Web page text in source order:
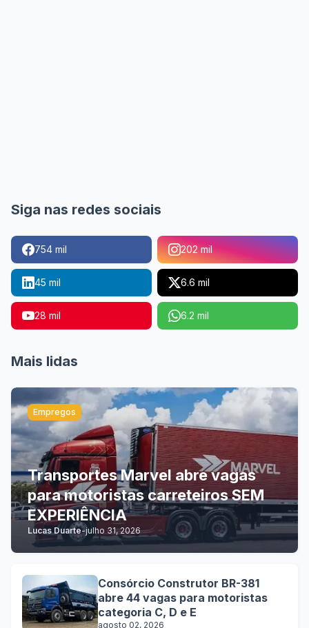
Siga nas redes sociais
754 mil 202 mil
45 mil 6.6 mil
28 mil 6.2 mil
Mais lidas
Empregos
Transportes Marvel abre vagas
para motoristas carreteiros SEM
EXPERIÊNCIA
Lucas Duarte-julho 31, 2026
Consórcio Construtor BR-381
abre 44 vagas para motoristas
categoria C, D e E
agosto 02, 2026